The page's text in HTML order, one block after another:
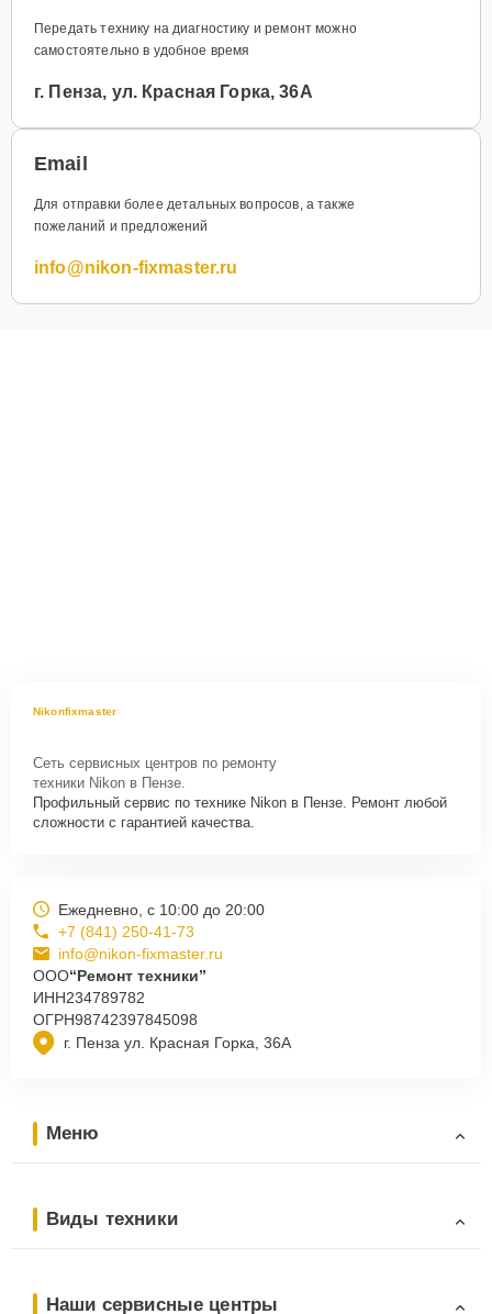
Передать технику на диагностику и ремонт можно
самостоятельно в удобное время
г. Пенза, ул. Красная Горка, 36А
Email
Для отправки более детальных вопросов, а также
пожеланий и предложений
info@nikon-fixmaster.ru
Nikonfixmaster
Сеть сервисных центров по ремонту
техники Nikon в Пензе.
Профильный сервис по технике Nikon в Пензе. Ремонт любой
сложности с гарантией качества.
г. Пенза ул. Красная Горка, 36А
Ежедневно, с 10:00 до 20:00
+7 (841) 250-41-73
info@nikon-fixmaster.ru
ООО“Ремонт техники”
ИНН234789782
ОГРН98742397845098
Меню
Виды техники
Наши сервисные центры